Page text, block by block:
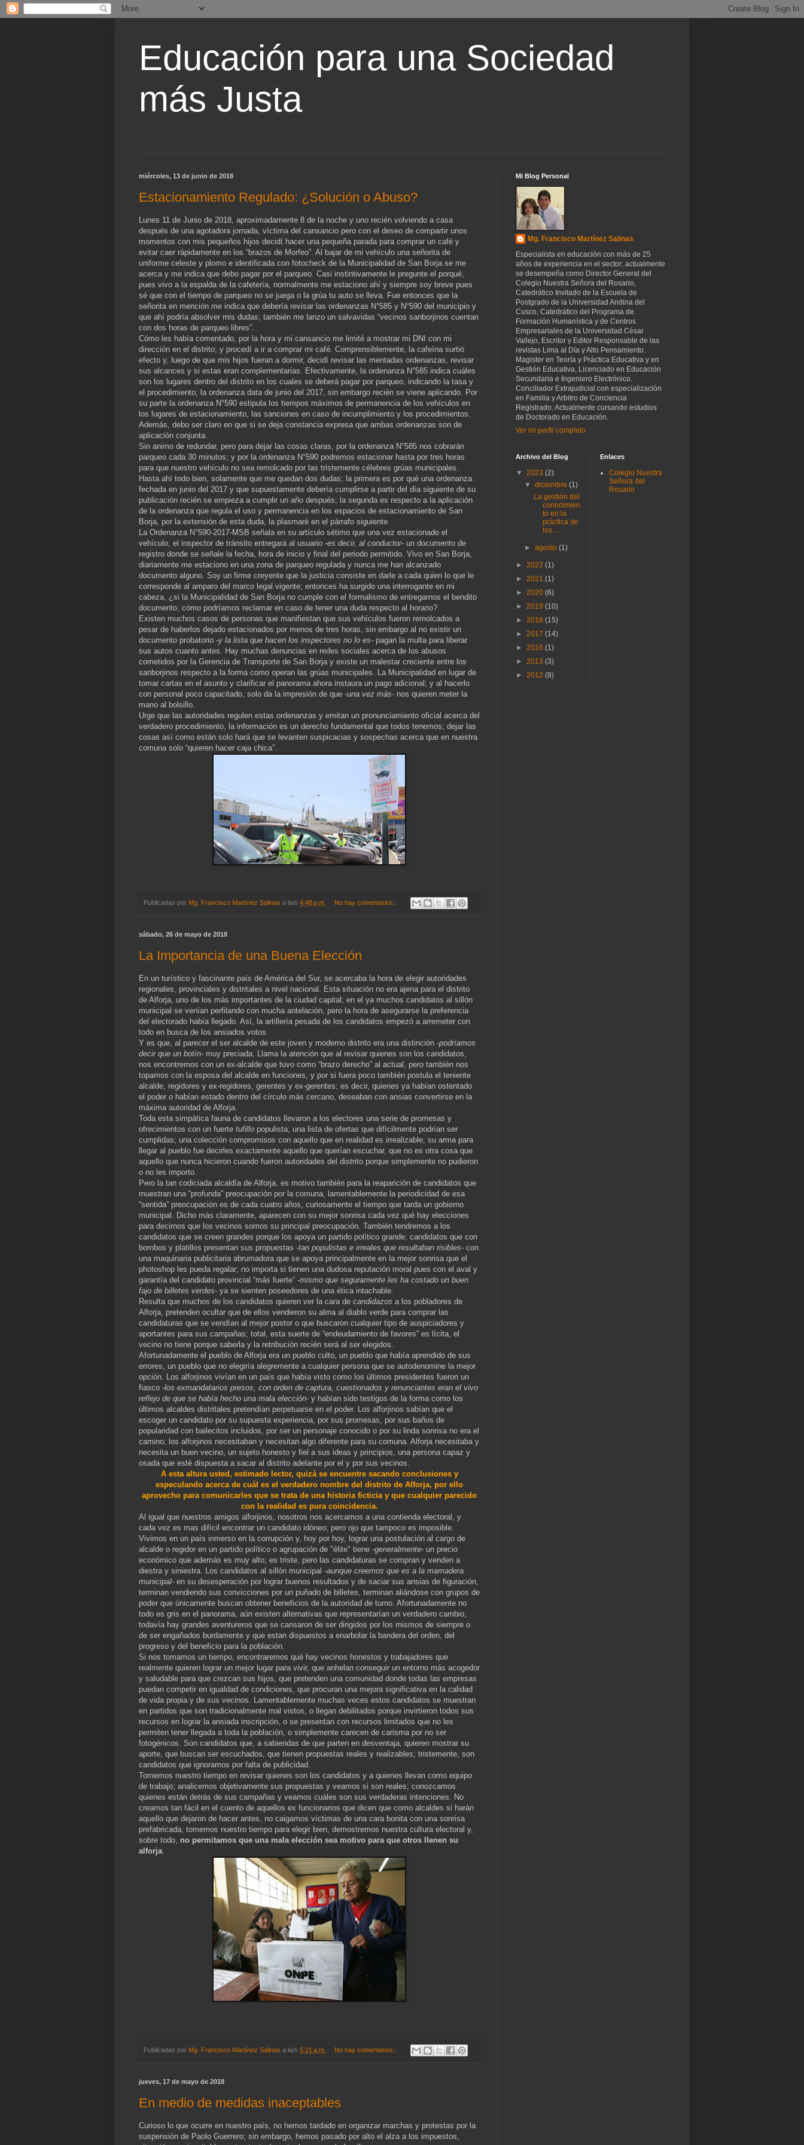
Educación para una Sociedad
más Justa
miércoles, 13 de junio de 2018
Estacionamiento Regulado: ¿Solución o Abuso?
Lunes 11 de Junio de 2018, aproximadamente 8 de la noche y uno recién volviendo a casa
después de una agotadora jornada, víctima del cansancio pero con el deseo de compartir unos
momentos con mis pequeños hijos decidí hacer una pequeña parada para comprar un café y
evitar caer rápidamente en los “brazos de Morfeo”. Al bajar de mi vehículo una señorita de
uniforme celeste y plomo e identificada con fotocheck de la Municipalidad de San Borja se me
acerca y me indica que debo pagar por el parqueo. Casi instintivamente le pregunte el porqué,
pues vivo a la espalda de la cafetería, normalmente me estaciono ahí y siempre soy breve pues
sé que con el tiempo de parqueo no se juega o la grúa tu auto se lleva. Fue entonces que la
señorita en mención me indica que debería revisar las ordenanzas N°585 y N°590 del municipio y
que ahí podría absolver mis dudas; también me lanzo un salvavidas “vecinos sanborjinos cuentan
con dos horas de parqueo libres”.
Cómo les había comentado, por la hora y mi cansancio me limité a mostrar mi DNI con mi
dirección en el distrito; y procedí a ir a comprar mi café. Comprensiblemente, la cafeína surtió
efecto y, luego de que mis hijos fueran a dormir, decidí revisar las mentadas ordenanzas, revisar
sus alcances y si estas eran complementarias. Efectivamente, la ordenanza N°585 indica cuáles
son los lugares dentro del distrito en los cuales se deberá pagar por parqueo, indicando la tasa y
el procedimiento; la ordenanza data de junio del 2017, sin embargo recién se viene aplicando. Por
su parte la ordenanza N°590 estipula los tiempos máximos de permanencia de los vehículos en
los lugares de estacionamiento, las sanciones en caso de incumplimiento y los procedimientos.
Además, debo ser claro en que si se deja constancia expresa que ambas ordenanzas son de
aplicación conjunta.
Sin animo de redundar, pero para dejar las cosas claras, por la ordenanza N°585 nos cobrarán
parqueo cada 30 minutos; y por la ordenanza N°590 podremos estacionar hasta por tres horas
para que nuestro vehículo no sea remolcado por las tristemente célebres grúas municipales.
Hasta ahí todo bien, solamente que me quedan dos dudas; la primera es por qué una ordenanza
fechada en junio del 2017 y que supuestamente debería cumplirse a partir del día siguiente de su
publicación recién se empieza a cumplir un año después; la segunda es respecto a la aplicación
de la ordenanza que regula el uso y permanencia en los espacios de estacionamiento de San
Borja, por la extensión de esta duda, la plasmaré en el párrafo siguiente.
La Ordenanza N°590-2017-MSB señala en su artículo sétimo que una vez estacionado el
vehículo, el inspector de tránsito entregará al usuario -es decir, al conductor- un documento de
registro donde se señale la fecha, hora de inicio y final del periodo permitido. Vivo en San Borja,
diariamente me estaciono en una zona de parqueo regulada y nunca me han alcanzado
documento alguno. Soy un firme creyente que la justicia consiste en darle a cada quien lo que le
corresponde al amparo del marco legal vigente; entonces ha surgido una interrogante en mi
cabeza, ¿si la Municipalidad de San Borja no cumple con el formalismo de entregarnos el bendito
documento, cómo podríamos reclamar en caso de tener una duda respecto al horario?
Existen muchos casos de personas que manifiestan que sus vehículos fueron remolcados a
pesar de haberlos dejado estacionados por menos de tres horas, sin embargo al no existir un
documento probatorio -y la lista que hacen los inspectores no lo es- pagan la multa para liberar
sus autos cuanto antes. Hay muchas denuncias en redes sociales acerca de los abusos
cometidos por la Gerencia de Transporte de San Borja y existe un malestar creciente entre los
sanborjinos respecto a la forma como operan las grúas municipales. La Municipalidad en lugar de
tomar cartas en el asunto y clarificar el panorama ahora instaura un pago adicional; y al hacerlo
con personal poco capacitado, solo da la impresión de que -una vez más- nos quieren meter la
mano al bolsillo.
Urge que las autoridades regulen estas ordenanzas y emitan un pronunciamiento oficial acerca del
verdadero procedimiento, la información es un derecho fundamental que todos tenemos; dejar las
cosas así como están solo hará que se levanten suspicacias y sospechas acerca que en nuestra
comuna solo “quieren hacer caja chica”.
Publicadas por Mg. Francisco Martínez Salinas a la/s 4:48 p.m. No hay comentarios.:
sábado, 26 de mayo de 2018
La Importancia de una Buena Elección
En un turístico y fascinante país de América del Sur, se acercaba la hora de elegir autoridades
regionales, provinciales y distritales a nivel nacional. Esta situación no era ajena para el distrito
de Alforja, uno de los más importantes de la ciudad capital; en el ya muchos candidatos al sillón
municipal se venían perfilando con mucha antelación, pero la hora de asegurarse la preferencia
del electorado había llegado. Así, la artillería pesada de los candidatos empezó a arremeter con
todo en busca de los ansiados votos.
Y es que, al parecer el ser alcalde de este joven y moderno distrito era una distinción -podríamos
decir que un botín- muy preciada. Llama la atención que al revisar quienes son los candidatos,
nos encontremos con un ex-alcalde que tuvo como “brazo derecho” al actual, pero también nos
topamos con la esposa del alcalde en funciones, y por si fuera poco también postula el teniente
alcalde, regidores y ex-regidores, gerentes y ex-gerentes; es decir, quienes ya habían ostentado
el poder o habían estado dentro del círculo más cercano, deseaban con ansias convertirse en la
máxima autoridad de Alforja.
Toda esta simpática fauna de candidatos llevaron a los electores una serie de promesas y
ofrecimientos con un fuerte tufillo populista; una lista de ofertas que difícilmente podrían ser
cumplidas; una colección compromisos con aquello que en realidad es irrealizable; su arma para
llegar al pueblo fue decirles exactamente aquello que querían escuchar, que no es otra cosa que
aquello que nunca hicieron cuando fueron autoridades del distrito porque simplemente no pudieron
o no les importo.
Pero la tan codiciada alcaldía de Alforja, es motivo también para la reaparición de candidatos que
muestran una “profunda” preocupación por la comuna, lamentablemente la periodicidad de esa
“sentida” preocupación es de cada cuatro años, curiosamente el tiempo que tarda un gobierno
municipal. Dicho más claramente, aparecen con su mejor sonrisa cada vez qué hay elecciones
para decirnos que los vecinos somos su principal preocupación. También tendremos a los
candidatos que se creen grandes porque los apoya un partido político grande; candidatos que con
bombos y platillos presentan sus propuestas -tan populistas e irreales que resultaban risibles- con
una maquinaria publicitaria abrumadora que se apoya principalmente en la mejor sonrisa que el
photoshop les pueda regalar; no importa si tienen una dudosa reputación moral pues con el aval y
garantía del candidato provincial “más fuerte” -mismo que seguramente les ha costado un buen
fajo de billetes verdes- ya se sienten poseedores de una ética intachable.
Resulta que muchos de los candidatos quieren ver la cara de candidazos a los pobladores de
Alforja, pretenden ocultar que de ellos vendieron su alma al diablo verde para comprar las
candidaturas que se vendían al mejor postor o que buscaron cualquier tipo de auspiciadores y
aportantes para sus campañas; total, esta suerte de “endeudamiento de favores” es lícita, el
vecino no tiene porque saberla y la retribución recién será al ser elegidos.
Afortunadamente el pueblo de Alforja era un pueblo culto, un pueblo que había aprendido de sus
errores, un pueblo que no elegiría alegremente a cualquier persona que se autodenomine la mejor
opción. Los alforjinos vivían en un país que había visto como los últimos presidentes fueron un
fiasco -los exmandatarios presos, con orden de captura, cuestionados y renunciantes eran el vivo
reflejo de que se había hecho una mala elección- y habían sido testigos de la forma como los
últimos alcaldes distritales pretendían perpetuarse en el poder. Los alforjinos sabían que el
escoger un candidato por su supuesta experiencia, por sus promesas, por sus baños de
popularidad con bailecitos incluidos, por ser un personaje conocido o por su linda sonrisa no era el
camino; los alforjinos necesitaban y necesitan algo diferente para su comuna. Alforja necesitaba y
necesita un buen vecino, un sujeto honesto y fiel a sus ideas y principios, una persona capaz y
osada que esté dispuesta a sacar al distrito adelante por el y por sus vecinos.
A esta altura usted, estimado lector, quizá se encuentre sacando conclusiones y
especulando acerca de cuál es el verdadero nombre del distrito de Alforja, por ello
aprovecho para comunicarles que se trata de una historia ficticia y que cualquier parecido
con la realidad es pura coincidencia.
Al igual que nuestros amigos alforjinos, nosotros nos acercamos a una contienda electoral, y
cada vez es mas difícil encontrar un candidato idóneo; pero ojo que tampoco es imposible.
Vivimos en un país inmerso en la corrupción y, hoy por hoy, lograr una postulación al cargo de
alcalde o regidor en un partido político o agrupación de "élite" tiene -generalmente- un precio
económico que además es muy alto; es triste, pero las candidaturas se compran y venden a
diestra y siniestra. Los candidatos al sillón municipal -aunque creemos que es a la mamadera
municipal- en su desesperación por lograr buenos resultados y de saciar sus ansias de figuración,
terminan vendiendo sus convicciones por un puñado de billetes, terminan aliándose con grupos de
poder que únicamente buscan obtener beneficios de la autoridad de turno. Afortunadamente no
todo es gris en el panorama, aún existen alternativas que representarían un verdadero cambio,
todavía hay grandes aventureros que se cansaron de ser dirigidos por los mismos de siempre o
de ser engañados burdamente y que estan dispuestos a enarbolar la bandera del orden, del
progreso y del beneficio para la población.
Si nos tomamos un tiempo, encontraremos qué hay vecinos honestos y trabajadores que
realmente quieren lograr un mejor lugar para vivir, que anhelan conseguir un entorno más acogedor
y saludable para que crezcan sus hijos, que pretenden una comunidad donde todas las empresas
puedan competir en igualdad de condiciones, que procuran una mejora significativa en la calidad
de vida propia y de sus vecinos. Lamentablemente muchas veces estos candidatos se muestran
en partidos que son tradicionalmente mal vistos, o llegan debilitados porque invirtieron todos sus
recursos en lograr la ansiada inscripción, o se presentan con recursos limitados que no les
permiten tener llegada a toda la población, o simplemente carecen de carisma por no ser
fotogénicos. Son candidatos que, a sabiendas de que parten en desventaja, quieren mostrar su
aporte, que buscan ser escuchados, que tienen propuestas reales y realizables; tristemente, son
candidatos que ignoramos por falta de publicidad.
Tomemos nuestro tiempo en revisar quienes son los candidatos y a quienes llevan como equipo
de trabajo; analicemos objetivamente sus propuestas y veamos si son reales; conozcamos
quienes están detrás de sus campañas y veamos cuáles son sus verdaderas intenciones. No
creamos tan fácil en el cuento de aquellos ex funcionarios que dicen que como alcaldes si harán
aquello que dejaron de hacer antes, no caigamos víctimas de una cara bonita con una sonrisa
prefabricada; tomemos nuestro tiempo para elegir bien, demostremos nuestra cultura electoral y,
sobre todo, no permitamos que una mala elección sea motivo para que otros llenen su
alforja
Publicadas por Mg. Francisco Martínez Salinas a la/s 5:21 a.m. No hay comentarios.:
jueves, 17 de mayo de 2018
En medio de medidas inaceptables
Curioso lo que ocurre en nuestro país, no hemos tardado en organizar marchas y protestas por la
suspensión de Paolo Guerrero; sin embargo, hemos pasado por alto el alza a los impuestos,
Mi Blog Personal
Mg. Francisco Martínez Salinas
Especialista en educación con más de 25
años de experiencia en el sector; actualmente
se desempeña como Director General del
Colegio Nuestra Señora del Rosario,
Catedrático Invitado de la Escuela de
Postgrado de la Universidad Andina del
Cusco, Catedrático del Programa de
Formación Humanística y de Centros
Empresariales de la Universidad César
Vallejo, Escritor y Editor Responsable de las
revistas Lima al Día y Alto Pensamiento.
Magister en Teoría y Práctica Educativa y en
Gestión Educativa, Licenciado en Educación
Secundaria e Ingeniero Electrónico.
Conciliador Extrajudicial con especialización
en Familia y Arbitro de Conciencia
Registrado. Actualmente cursando estudios
de Doctorado en Educación.
Ver mi perfil completo
Archivo del Blog
▼ 2023 (2)
▼diciembre(1)
La gestión del
conocimien
to en la
práctica de
los ...
►agosto(1)
► 2022 (1)
► 2021 (1)
► 2020 (6)
► 2019 (10)
► 2018 (15)
► 2017 (14)
► 2016 (1)
► 2013 (3)
► 2012 (8)
Enlaces
Colegio Nuestra
Señora del
Rosario